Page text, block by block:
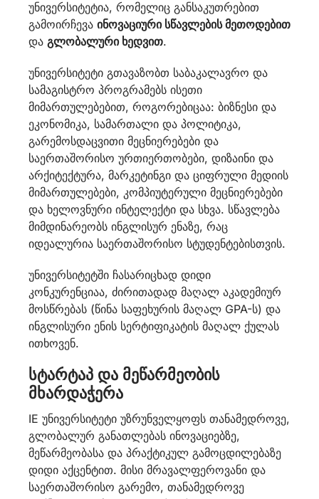
უნივერსიტეტია, რომელიც განსაკუთრებით
გამოირჩევა ინოვაციური სწავლების მეთოდებით
და გლობალური ხედვით.
უნივერსიტეტი გთავაზობთ საბაკალავრო და
სამაგისტრო პროგრამებს ისეთი
მიმართულებებით, როგორებიცაა: ბიზნესი და
ეკონომიკა, სამართალი და პოლიტიკა,
გარემოსდაცვითი მეცნიერებები და
საერთაშორისო ურთიერთობები, დიზაინი და
არქიტექტურა, მარკეტინგი და ციფრული მედიის
მიმართულებები, კომპიუტერული მეცნიერებები
და ხელოვნური ინტელექტი და სხვა. სწავლება
მიმდინარეობს ინგლისურ ენაზე, რაც
იდეალურია საერთაშორისო სტუდენტებისთვის.
უნივერსიტეტში ჩასარიცხად დიდი
კონკურენციაა, ძირითადად მაღალ აკადემიურ
მოსწრებას (წინა საფეხურის მაღალ GPA-ს) და
ინგლისური ენის სერტიფიკატის მაღალ ქულას
ითხოვენ.
სტარტაპ და მეწარმეობის
მხარდაჭერა
IE უნივერსიტეტი უზრუნველყოფს თანამედროვე,
გლობალურ განათლებას ინოვაციებზე,
მეწარმეობასა და პრაქტიკულ გამოცდილებაზე
დიდი აქცენტით. მისი მრავალფეროვანი და
საერთაშორისო გარემო, თანამედროვე